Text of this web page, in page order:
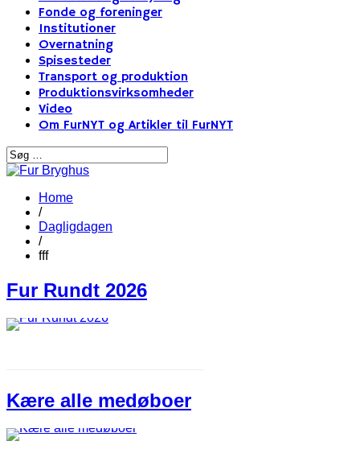
Fonde og foreninger
Institutioner
Overnatning
Spisesteder
Transport og produktion
Produktionsvirksomheder
Video
Om FurNYT og Artikler til FurNYT
Home
/
Dagligdagen
/
fff
Fur Rundt 2026
Kære alle medøboer